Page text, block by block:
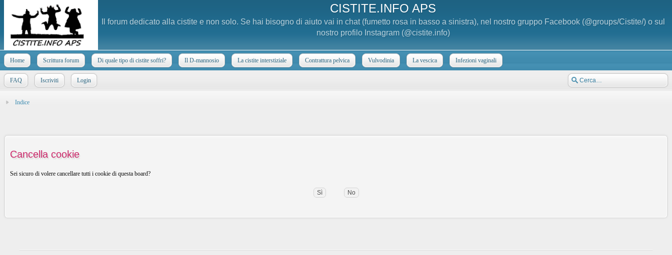
CISTITE.INFO APS
Il forum dedicato alla cistite e non solo. Se hai bisogno di aiuto vai in chat (fumetto rosa in basso a sinistra), nel nostro gruppo Facebook (@groups/Cistite/) o sul
nostro profilo Instagram (@cistite.info)
Home Scrittura forum Di quale tipo di cistite soffri? Il D-mannosio La cistite interstiziale Contrattura pelvica Vulvodinia La vescica Infezioni vaginali
FAQ Iscriviti Login
Indice
Cancella cookie
Sei sicuro di volere cancellare tutti i cookie di questa board?